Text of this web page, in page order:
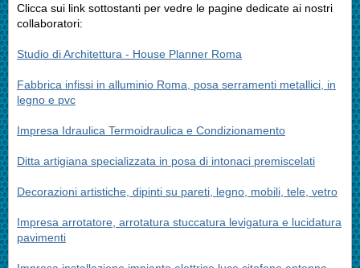
Clicca sui link sottostanti per vedre le pagine dedicate ai nostri
collaboratori:
Studio di Architettura - House Planner Roma
Fabbrica infissi in alluminio Roma, posa serramenti metallici, in
legno e pvc
Impresa Idraulica Termoidraulica e Condizionamento
Ditta artigiana specializzata in posa di intonaci premiscelati
Decorazioni artistiche, dipinti su pareti, legno, mobili, tele, vetro
Impresa arrotatore, arrotatura stuccatura levigatura e lucidatura
pavimenti